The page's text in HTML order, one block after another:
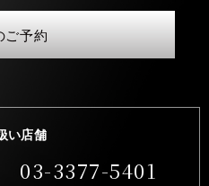
ご予約
い店舗
03-3377-5401